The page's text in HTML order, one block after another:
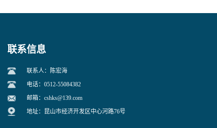
联系信息
联系人：陈宏海
电话：0512-55084382
邮箱： cshks@139.com
地址：昆山市经济开发区中心河路76号